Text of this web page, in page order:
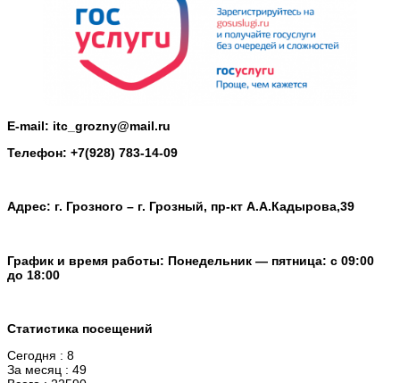
E-mail: itc_grozny@mail.ru
Телефон: +7(928) 783-14-09
Адрес: г. Грозного – г. Грозный, пр-кт А.А.Кадырова,39
График и время работы: Понедельник — пятница: с 09:00
до 18:00
Статистика посещений
Сегодня : 8
За месяц : 49